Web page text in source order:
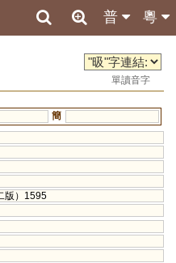
粵
普
單讀音字
簡
版）1595